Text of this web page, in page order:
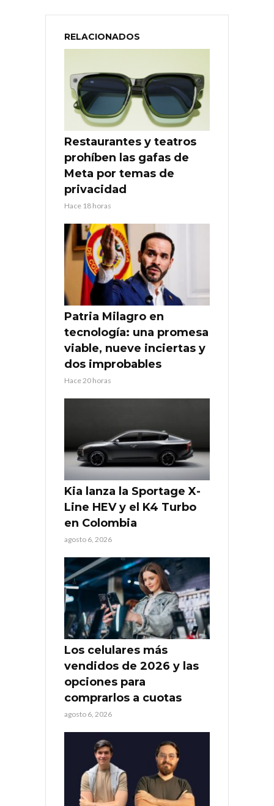
RELACIONADOS
Restaurantes y teatros
prohíben las gafas de
Meta por temas de
privacidad
Hace 18 horas
Patria Milagro en
tecnología: una promesa
viable, nueve inciertas y
dos improbables
Hace 20 horas
Kia lanza la Sportage X-
Line HEV y el K4 Turbo
en Colombia
agosto 6, 2026
Los celulares más
vendidos de 2026 y las
opciones para
comprarlos a cuotas
agosto 6, 2026